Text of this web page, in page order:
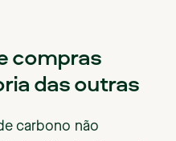
compras
das outras
carbono não